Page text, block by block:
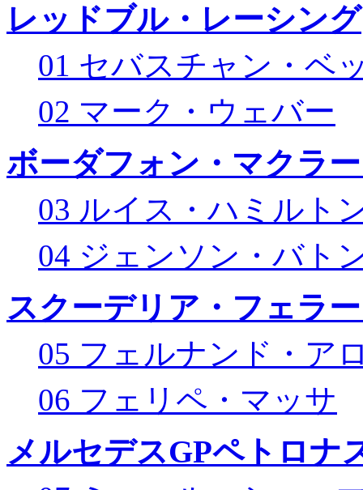
レッドブル・レーシング
01 セバスチャン・ベ
02 マーク・ウェバー
ボーダフォン・マクラ
03 ルイス・ハミルト
04 ジェンソン・バト
スクーデリア・フェラ
05 フェルナンド・ア
06 フェリペ・マッサ
メルセデスGPペトロナ